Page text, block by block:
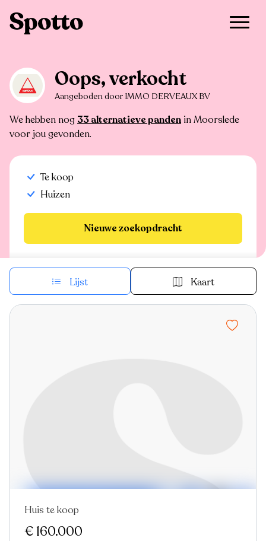
Oops, verkocht
Aangeboden door IMMO DERVEAUX BV
We hebben nog 33 alternatieve panden in Moorslede
voor jou gevonden.
Te koop
Huizen
Nieuwe zoekopdracht
Lijst Kaart
Nieuw
Huis te koop
€ 160.000